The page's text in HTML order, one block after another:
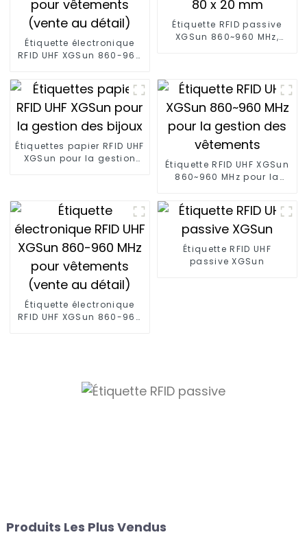
Étiquette électronique
RFID UHF XGSun 860-960
Étiquette RFID passive
XGSun 860~960 MHz,
Étiquettes papier RFID UHF
XGSun pour la gestion
Étiquette RFID UHF XGSun
860~960 MHz pour la
Étiquette électronique
RFID UHF XGSun 860-960
Étiquette RFID UHF
passive XGSun
Produits Les Plus Vendus